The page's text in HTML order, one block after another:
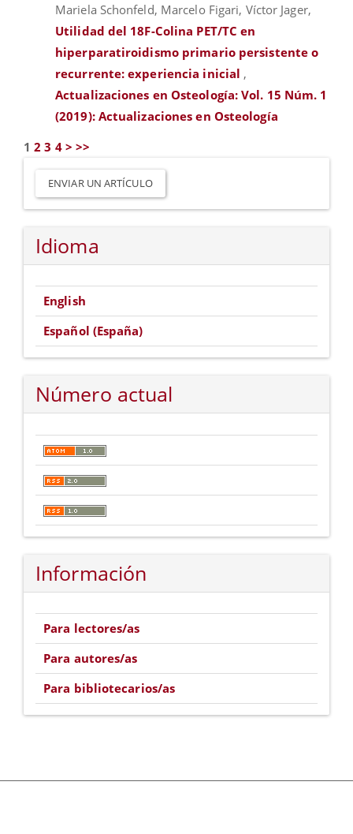
Mariela Schonfeld, Marcelo Figari, Víctor Jager,
Utilidad del 18F-Colina PET/TC en
hiperparatiroidismo primario persistente o
recurrente: experiencia inicial ,
Actualizaciones en Osteología: Vol. 15 Núm. 1
(2019): Actualizaciones en Osteología
1 2 3 4 > >>
Enviar
artículo
ENVIAR UN ARTÍCULO
Idioma
English
Español (España)
Número actual
Información
Para lectores/as
Para autores/as
Para bibliotecarios/as